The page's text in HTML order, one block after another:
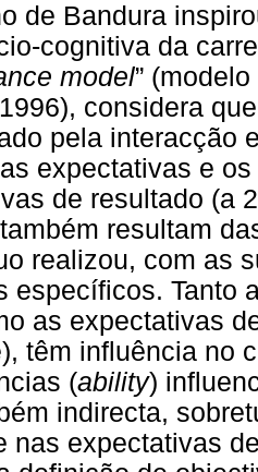
de Bandura
cognitiva da
model”
considera
pela interacção
expectativas e
de resultado (a
resultam
realizou, com as
específicos. Tanto
as expectativas
têm influência no
(ability)
indirecta,
nas expectativas